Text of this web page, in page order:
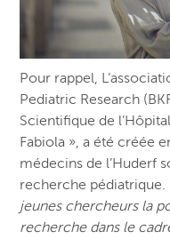
Pour rappel,
Pediatric Research
Scientifique de
Fabiola », a été créée
médecins de l’Huderf
recherche pédiatrique.
jeunes chercheurs la
recherche dans le